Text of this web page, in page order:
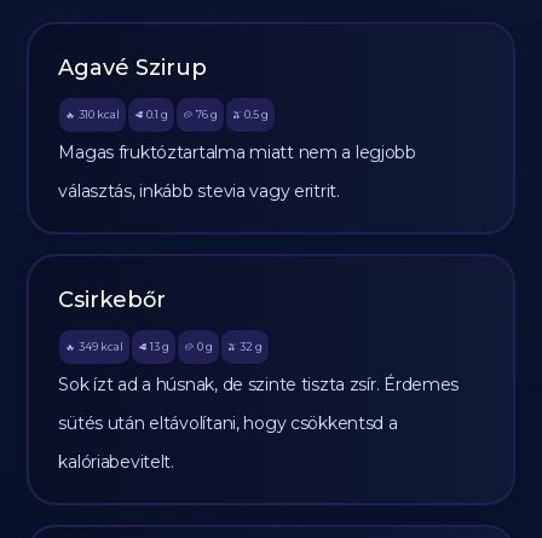
Agavé Szirup
🔥 310 kcal 🥩 0.1 g 🥔 76g 🫒 0.5 g
Magas fruktóztartalma miatt nem a legjobb
választás, inkább stevia vagy eritrit.
Csirkebőr
🔥 349 kcal 🥩 13 g 🥔 0g 🫒 32 g
Sok ízt ad a húsnak, de szinte tiszta zsír. Érdemes
sütés után eltávolítani, hogy csökkentsd a
kalóriabevitelt.